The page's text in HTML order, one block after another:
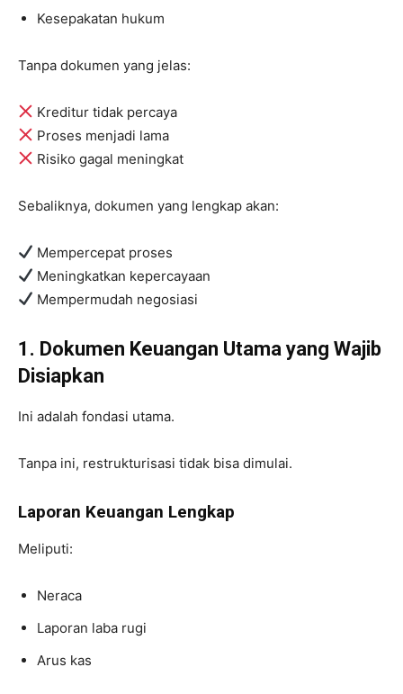
Kesepakatan hukum
Tanpa dokumen yang jelas:
Kreditur tidak percaya
Proses menjadi lama
Risiko gagal meningkat
Sebaliknya, dokumen yang lengkap akan:
Mempercepat proses
Meningkatkan kepercayaan
Mempermudah negosiasi
1. Dokumen Keuangan Utama yang Wajib
Disiapkan
Ini adalah fondasi utama.
Tanpa ini, restrukturisasi tidak bisa dimulai.
Laporan Keuangan Lengkap
Meliputi:
Neraca
Laporan laba rugi
Arus kas